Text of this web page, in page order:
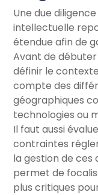
Une due
intellectuelle
étendue afin de
Avant de débuter
définir le
compte des
géographiques
technologies ou
Il faut aussi
contraintes
la gestion de ces
permet de
plus critiques